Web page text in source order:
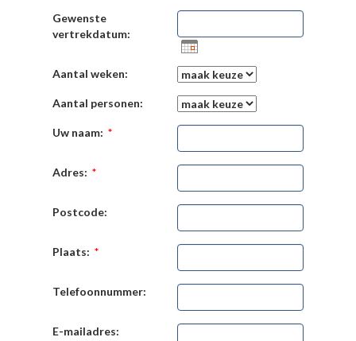
Gewenste
vertrekdatum:
Aantal weken:
Aantal personen:
Uw naam: *
Adres: *
Postcode:
Plaats: *
Telefoonnummer:
E-mailadres: